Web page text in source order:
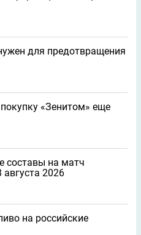
для предотвращения
«Зенитом» еще
составы на матч
2026
на российские